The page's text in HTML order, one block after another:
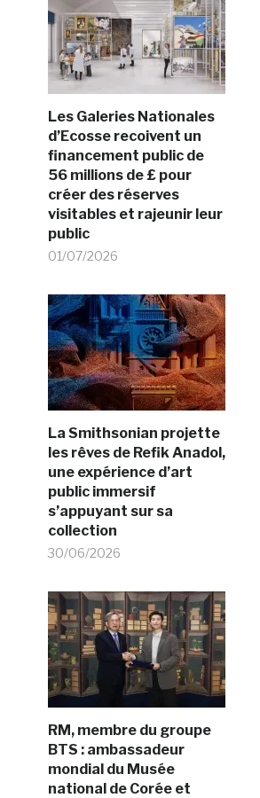
Les Galeries Nationales
d’Ecosse recoivent un
financement public de
56 millions de £ pour
créer des réserves
visitables et rajeunir leur
public
01/07/2026
La Smithsonian projette
les rêves de Refik Anadol,
une expérience d’art
public immersif
s’appuyant sur sa
collection
30/06/2026
RM, membre du groupe
BTS : ambassadeur
mondial du Musée
national de Corée et